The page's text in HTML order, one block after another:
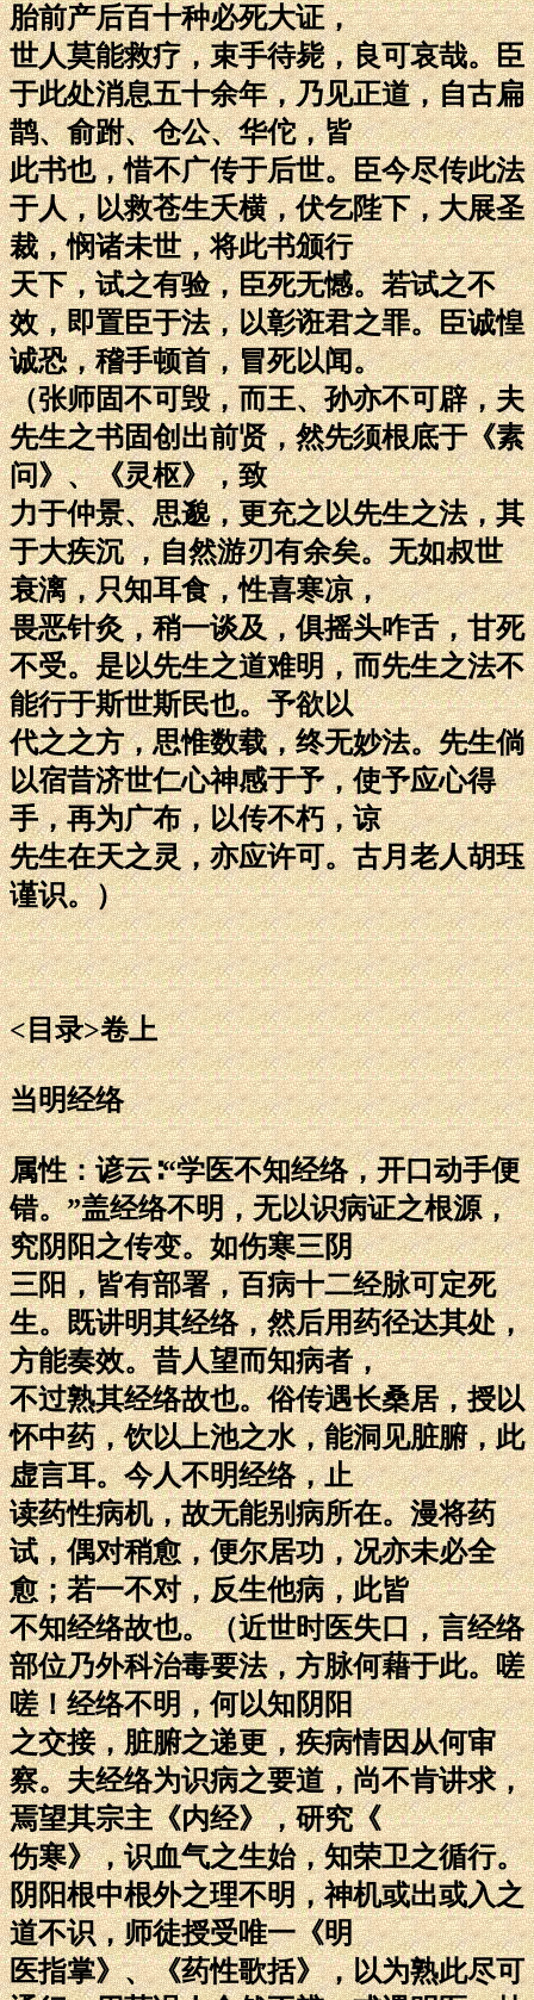
胎前产后百十种必死大证，
世人莫能救疗，束手待毙，良可哀哉。臣
于此处消息五十余年，乃见正道，自古扁
鹊、俞跗、仓公、华佗，皆
此书也，惜不广传于后世。臣今尽传此法
于人，以救苍生夭横，伏乞陛下，大展圣
裁，悯诸未世，将此书颁行
天下，试之有验，臣死无憾。若试之不
效，即置臣于法，以彰诳君之罪。臣诚惶
诚恐，稽手顿首，冒死以闻。
（张师固不可毁，而王、孙亦不可辟，夫
先生之书固创出前贤，然先须根底于《素
问》、《灵枢》，致
力于仲景、思邈，更充之以先生之法，其
于大疾沉 ，自然游刃有余矣。无如叔世
衰漓，只知耳食，性喜寒凉，
畏恶针灸，稍一谈及，俱摇头咋舌，甘死
不受。是以先生之道难明，而先生之法不
能行于斯世斯民也。予欲以
代之之方，思惟数载，终无妙法。先生倘
以宿昔济世仁心神感于予，使予应心得
手，再为广布，以传不朽，谅
先生在天之灵，亦应许可。古月老人胡珏
谨识。）
<目录>卷上
当明经络
属性：谚云∶“学医不知经络，开口动手便
错。”盖经络不明，无以识病证之根源，
究阴阳之传变。如伤寒三阴
三阳，皆有部署，百病十二经脉可定死
生。既讲明其经络，然后用药径达其处，
方能奏效。昔人望而知病者，
不过熟其经络故也。俗传遇长桑居，授以
怀中药，饮以上池之水，能洞见脏腑，此
虚言耳。今人不明经络，止
读药性病机，故无能别病所在。漫将药
试，偶对稍愈，便尔居功，况亦未必全
愈；若一不对，反生他病，此皆
不知经络故也。（近世时医失口，言经络
部位乃外科治毒要法，方脉何藉于此。嗟
嗟！经络不明，何以知阴阳
之交接，脏腑之递更，疾病情因从何审
察。夫经络为识病之要道，尚不肯讲求，
焉望其宗主《内经》，研究《
伤寒》，识血气之生始，知荣卫之循行。
阴阳根中根外之理不明，神机或出或入之
道不识，师徒授受唯一《明
医指掌》、《药性歌括》，以为熟此尽可